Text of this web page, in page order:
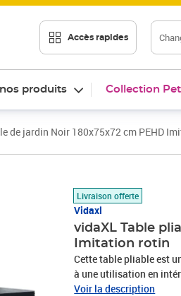
Accès rapides
produits Collection
de jardin Noir 180x75x72 cm PEHD
Livraison offerte
Vidaxl
vidaXL Table
Imitation rotin
Cette table pliable est
à une utilisation en
et durable. De plus, le
Voir la description
Prix 118,89€